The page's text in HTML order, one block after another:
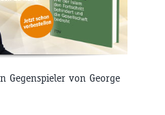
Gegenspieler von George